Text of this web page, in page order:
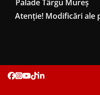
Palade Târgu Mureș
Atenție! Modificări ale